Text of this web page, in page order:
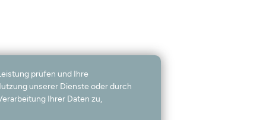
prüfen und Ihre
unserer Dienste oder durch
Ihrer Daten zu,